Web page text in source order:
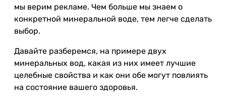
мы верим рекламе. Чем больше мы знаем о
конкретной минеральной воде, тем легче сделать
выбор.
Давайте разберемся, на примере двух
минеральных вод, какая из них имеет лучшие
целебные свойства и как они обе могут повлиять
на состояние вашего здоровья.